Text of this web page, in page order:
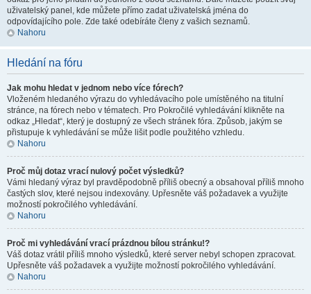
uživatelský panel, kde můžete přímo zadat uživatelská jména do
odpovídajícího pole. Zde také odebíráte členy z vašich seznamů.
Nahoru
Hledání na fóru
Jak mohu hledat v jednom nebo více fórech?
Vloženém hledaného výrazu do vyhledávacího pole umístěného na titulní
stránce, na fórech nebo v tématech. Pro Pokročilé vyhledávání klikněte na
odkaz „Hledat“, který je dostupný ze všech stránek fóra. Způsob, jakým se
přistupuje k vyhledávání se může lišit podle použitého vzhledu.
Nahoru
Proč můj dotaz vrací nulový počet výsledků?
Vámi hledaný výraz byl pravděpodobně příliš obecný a obsahoval příliš mnoho
častých slov, které nejsou indexovány. Upřesněte váš požadavek a využijte
možností pokročilého vyhledávání.
Nahoru
Proč mi vyhledávání vrací prázdnou bílou stránku!?
Váš dotaz vrátil příliš mnoho výsledků, které server nebyl schopen zpracovat.
Upřesněte váš požadavek a využijte možností pokročilého vyhledávání.
Nahoru